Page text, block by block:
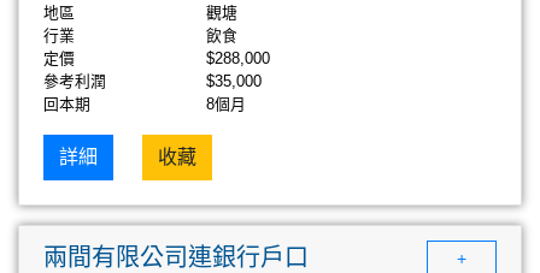
地區
觀塘
行業
飲食
定價
$288,000
參考利潤
$35,000
回本期
8個月
詳細 收藏
兩間有限公司連銀行戶口 +